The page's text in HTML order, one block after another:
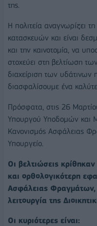
της.
Η πολιτεία αναγνωρίζει
κατασκευών και είναι
και την καινοτομία, να
στοχεύει στη βελτίωση
διαχείριση των
διασφαλίσουμε ένα
Πρόσφατα, στις 26
Υπουργού Υποδομών και
Κανονισμός Ασφάλειας
Υπουργείο.
Οι βελτιώσεις
και ορθολογικότερη
Ασφάλειας Φραγμάτων,
λειτουργία της
Οι κυριότερες είναι: